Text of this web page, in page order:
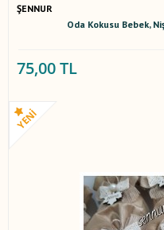
ŞENNUR
Oda Kokusu Bebek,
75,00 TL